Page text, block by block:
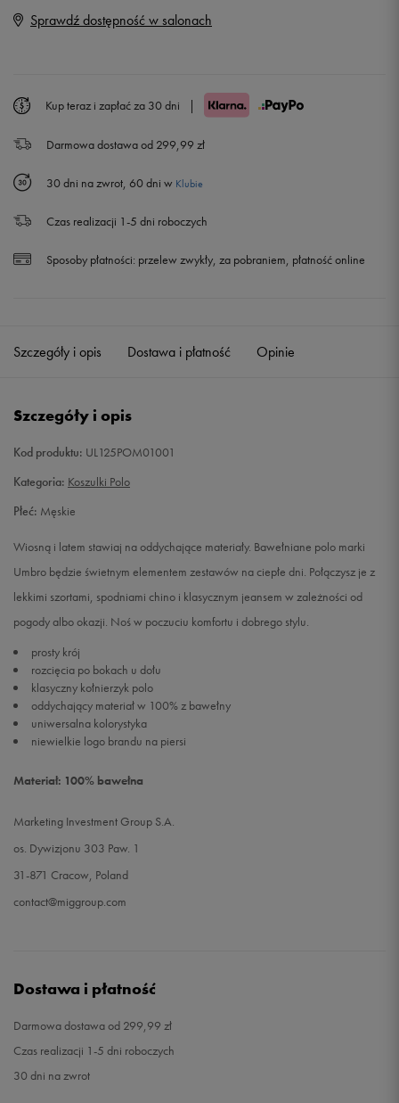
M
XL Powiadom o dostępności
Powiadom o dostępności
Sprawdź dostępność w salonach
Kup teraz i zapłać za 30 dni |
Darmowa dostawa od 299,99 zł
30 dni na zwrot, 60 dni w Klubie
Czas realizacji 1-5 dni roboczych
Sposoby płatności: przelew zwykły, za pobraniem, płatność online
Szczegóły i opis Dostawa i płatność Opinie
Szczegóły i opis
Kod produktu: UL125POM01001
Kategoria: Koszulki Polo
Płeć: Męskie
Wiosną i latem stawiaj na oddychające materiały. Bawełniane polo marki
Umbro będzie świetnym elementem zestawów na ciepłe dni. Połączysz je z
lekkimi szortami, spodniami chino i klasycznym jeansem w zależności od
pogody albo okazji. Noś w poczuciu komfortu i dobrego stylu.
prosty krój
rozcięcia po bokach u dołu
klasyczny kołnierzyk polo
oddychający materiał w 100% z bawełny
uniwersalna kolorystyka
niewielkie logo brandu na piersi
Materiał: 100% bawełna
Marketing Investment Group S.A.
os. Dywizjonu 303 Paw. 1
31-871 Cracow, Poland
contact@miggroup.com
Dostawa i płatność
Darmowa dostawa od 299,99 zł
Czas realizacji 1-5 dni roboczych
30 dni na zwrot